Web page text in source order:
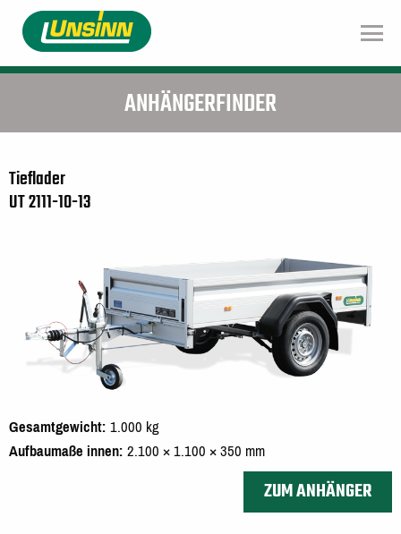
Direkt
zum
Inhalt
ANHÄNGERFINDER
Tieflader
UT 2111-10-13
Gesamtgewicht 1.000 kg
Aufbaumaße innen 2.100 × 1.100 × 350 mm
ZUM ANHÄNGER